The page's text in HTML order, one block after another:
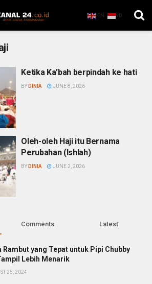
EN ID
Ketika Ka’bah berpindah ke hati
BY DINIA JUNE 8, 2026
Oleh-oleh Haji itu Bernama
Perubahan (Ishlah)
BY DINIA JUNE 2, 2026
Comments Latest
Rambut yang Tepat untuk Pipi Chubby
Lebih Menarik
25, 2024